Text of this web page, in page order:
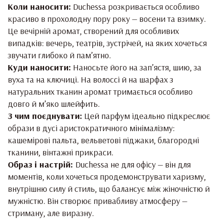
Коли наносити: Duchessa розкривається особливо
красиво в прохолодну пору року — восени та взимку.
Це вечірній аромат, створений для особливих
випадків: вечерь, театрів, зустрічей, на яких хочеться
звучати глибоко й пам’ятно.
Куди наносити: Наносьте його на зап’ястя, шию, за
вуха та на ключиці. На волоссі й на шарфах з
натуральних тканин аромат тримається особливо
довго й м’яко шлейфить.
З чим поєднувати: Цей парфум ідеально підкреслює
образи в дусі аристократичного мінімалізму:
кашемірові пальта, вельветові піджаки, благородні
тканини, вінтажні прикраси.
Образ і настрій: Duchessa не для офісу — він для
моментів, коли хочеться продемонструвати харизму,
внутрішню силу й стиль, що балансує між жіночністю й
мужністю. Він створює привабливу атмосферу —
стриману, але виразну.